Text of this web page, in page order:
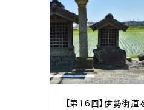
【第16回】伊勢街道